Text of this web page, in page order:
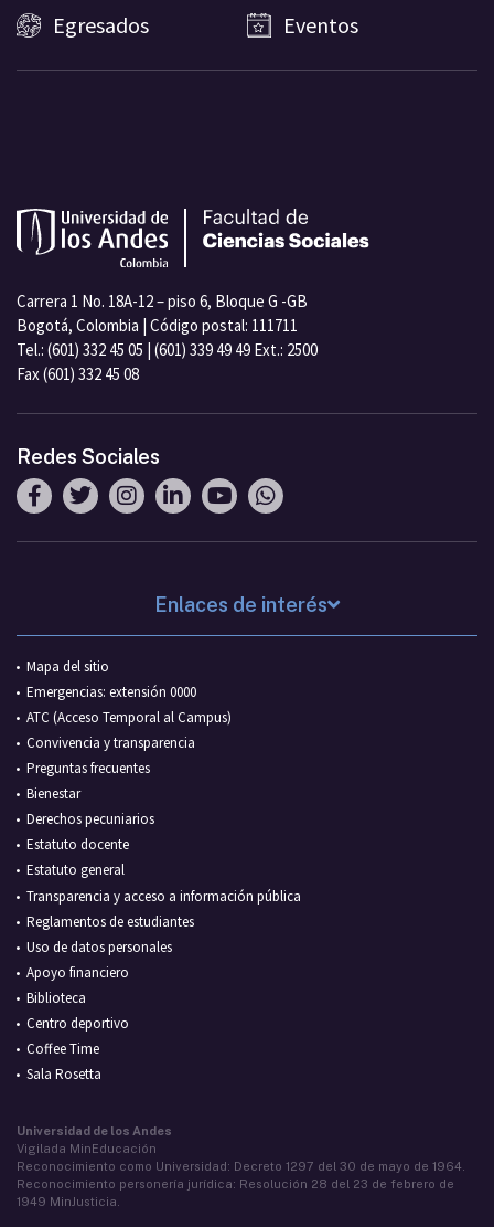
Egresados
Eventos
Carrera 1 No. 18A-12 – piso 6, Bloque G -GB
Bogotá, Colombia | Código postal: 111711
Tel.: (601) 332 45 05 | (601) 339 49 49 Ext.: 2500
Fax (601) 332 45 08
Redes Sociales
Enlaces de interés
Mapa del sitio
Emergencias: extensión 0000
ATC (Acceso Temporal al Campus)
Convivencia y transparencia
Preguntas frecuentes
Bienestar
Derechos pecuniarios
Estatuto docente
Estatuto general
Transparencia y acceso a información pública
Reglamentos de estudiantes
Uso de datos personales
Apoyo financiero
Biblioteca
Centro deportivo
Coffee Time
Sala Rosetta
Universidad de los Andes
Vigilada MinEducación
Reconocimiento como Universidad: Decreto 1297 del 30 de mayo de 1964.
Reconocimiento personería jurídica: Resolución 28 del 23 de febrero de
1949 MinJusticia.